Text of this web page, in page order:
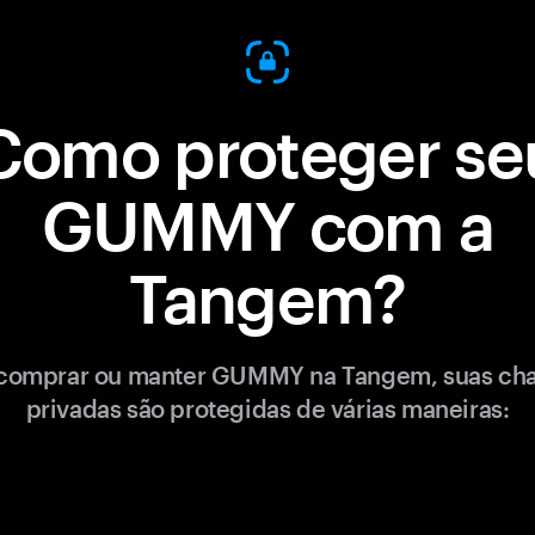
proteger
GUMMY com a
Tangem?
ou manter GUMMY na Tangem, suas
privadas são protegidas de várias maneiras: